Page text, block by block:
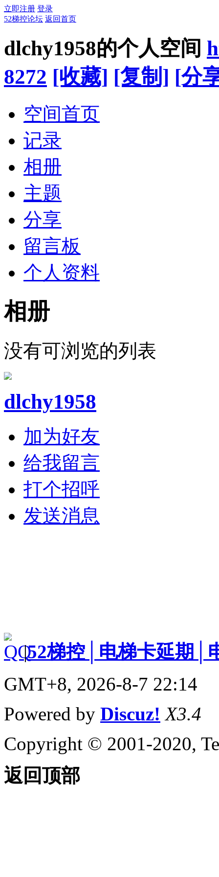
立即注册 登录
52梯控论坛 返回首页
dlchy1958的个人空间
8272 [收藏] [复制] [分
空间首页
记录
相册
主题
分享
留言板
个人资料
相册
没有可浏览的列表
dlchy1958
加为好友
给我留言
打个招呼
发送消息
|52梯控│电梯卡延期│
GMT+8, 2026-8-7 22:14
Powered by Discuz! X3.4
Copyright © 2001-2020,
返回顶部